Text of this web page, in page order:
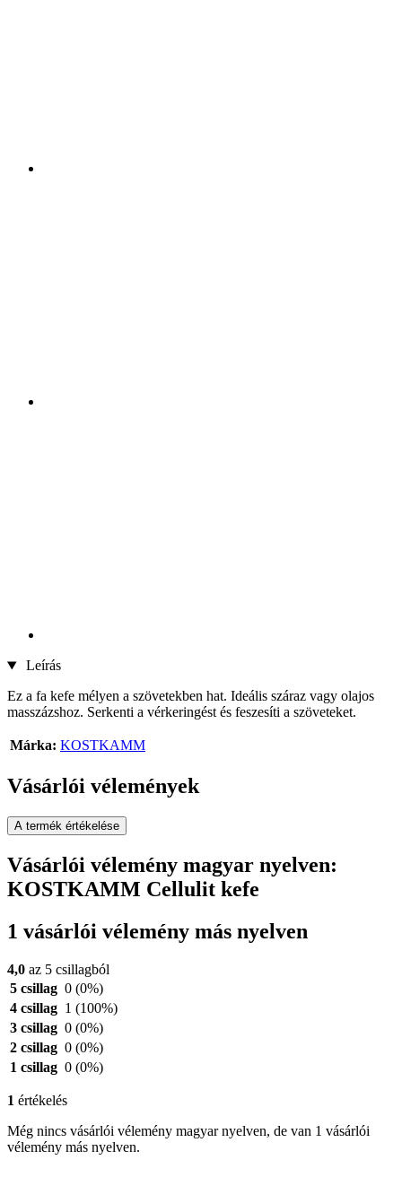
Leírás
Ez a fa kefe mélyen a szövetekben hat. Ideális száraz vagy olajos
masszázshoz. Serkenti a vérkeringést és feszesíti a szöveteket.
Márka: KOSTKAMM
Vásárlói vélemények
A termék értékelése
Vásárlói vélemény magyar nyelven:
KOSTKAMM Cellulit kefe
1 vásárlói vélemény más nyelven
4,0 az 5 csillagból
5 csillag 0 (0%)
4 csillag 1 (100%)
3 csillag 0 (0%)
2 csillag 0 (0%)
1 csillag 0 (0%)
1 értékelés
Még nincs vásárlói vélemény magyar nyelven, de van 1 vásárlói
vélemény más nyelven.